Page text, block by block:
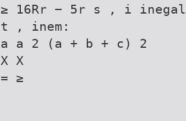
16Rr − 5r s , i
, inem:
a 2 (a + b + c) 2
X
≥